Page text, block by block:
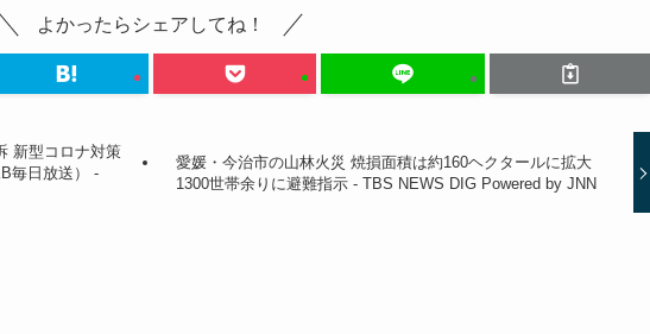
よかったらシェアしてね！
新型コロナ対策
毎日放送） -
愛媛・今治市の山林火災 焼損面積は約160ヘクタールに拡大
1300世帯余りに避難指示 - TBS NEWS DIG Powered by JNN